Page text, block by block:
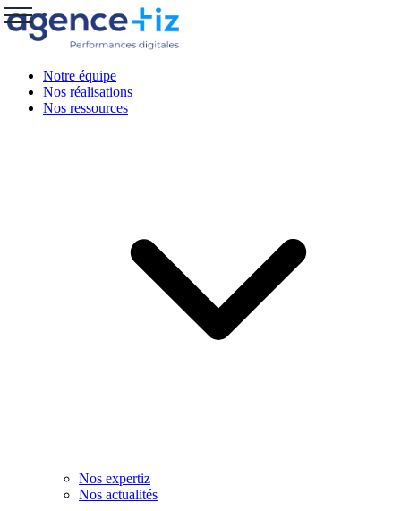
Notre équipe
Nos réalisations
Nos ressources
Nos expertiz
Nos actualités